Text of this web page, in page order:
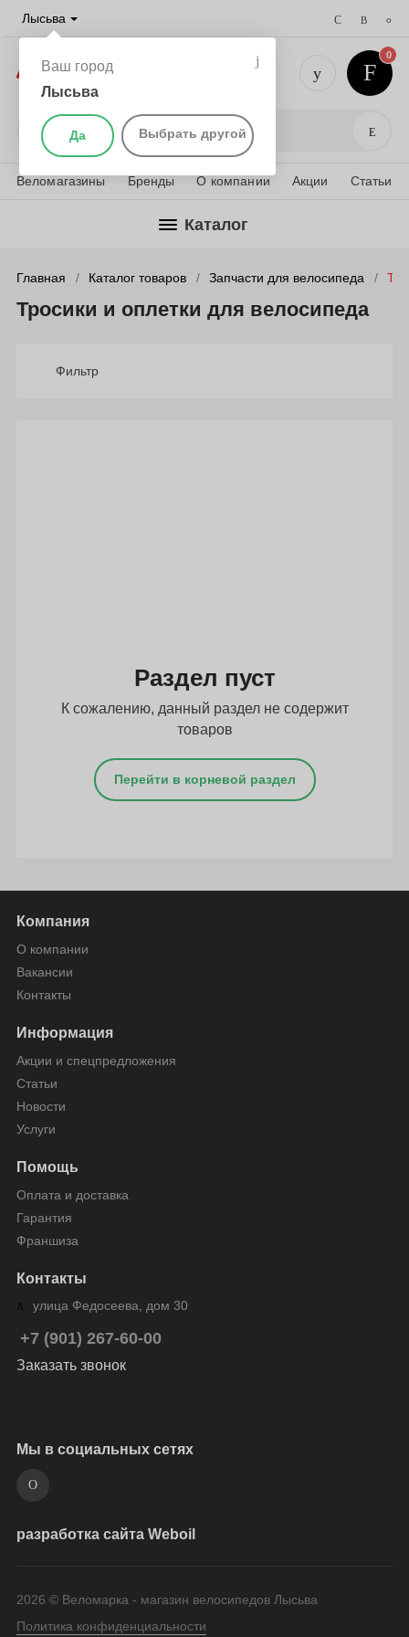
Лысьва
Ваш город
Лысьва
Да Выбрать другой Поиск
+7 (901)
0
Веломагазины Бренды О компании Акции Статьи
Каталог
Главная Каталог товаров Запчасти для велосипеда
Тросики и оплетки для велосипеда
Фильтр
Раздел пуст
К сожалению, данный раздел не содержит
товаров
Перейти в корневой раздел
Компания
О компании
Вакансии
Контакты
Информация
Акции и спецпредложения
Статьи
Новости
Услуги
Помощь
Оплата и доставка
Гарантия
Франшиза
Контакты
улица Федосеева, дом 30
+7 (901) 267-60-00
Заказать звонок
Мы в социальных сетях
разработка сайта Weboil
2026 © Веломарка - магазин велосипедов Лысьва
Политика конфиденциальности